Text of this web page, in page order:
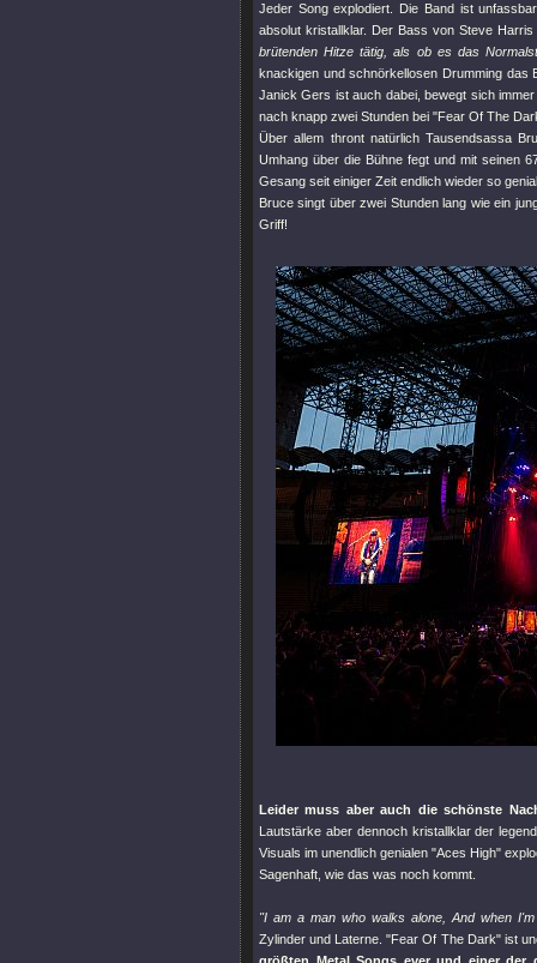
Jeder Song explodiert. Die Band ist
absolut kristallklar. Der Bass von Steve Harris
brütenden Hitze tätig, als ob es das
knackigen und schnörkellosen Drumming das
Janick Gers ist auch dabei, bewegt sich
nach knapp zwei Stunden bei "Fear Of The
Über allem thront natürlich Tausendsassa
Umhang über die Bühne fegt und mit seinen
Gesang seit einiger Zeit endlich wieder so
Bruce singt über zwei Stunden lang wie ein
Griff!
Leider muss aber auch die schönste
Lautstärke aber dennoch kristallklar der
Visuals im unendlich genialen "Aces High"
Sagenhaft, wie das was noch kommt.
"I am a man who walks alone, And when
Zylinder und Laterne."Fear Of The Dark"ist